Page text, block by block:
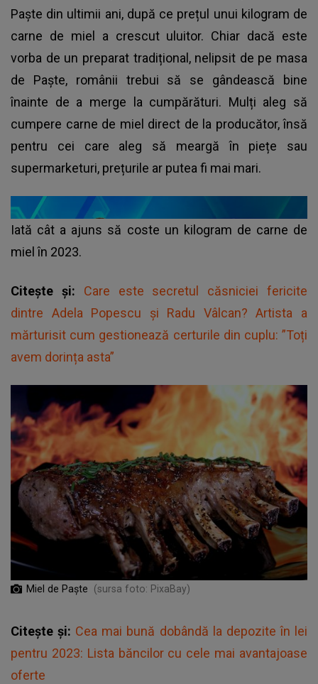
Paște din ultimii ani, după ce prețul unui kilogram de
carne de miel a crescut uluitor. Chiar dacă este
vorba de un preparat tradițional, nelipsit de pe masa
de Paște, românii trebui să se gândească bine
înainte de a merge la cumpărături. Mulți aleg să
cumpere carne de miel direct de la producător, însă
pentru cei care aleg să meargă în piețe sau
supermarketuri, prețurile ar putea fi mai mari.
Iată cât a ajuns să coste un kilogram de carne de
mielîn 2023.
Citește și: Care este secretul căsniciei fericite
dintre Adela Popescu și Radu Vâlcan? Artista a
mărturisit cum gestionează certurile din cuplu: ”Toți
avem dorința asta”
Miel de Paște (sursa foto: PixaBay)
Citește și: Cea mai bună dobândă la depozite în lei
pentru 2023: Lista băncilor cu cele mai avantajoase
oferte